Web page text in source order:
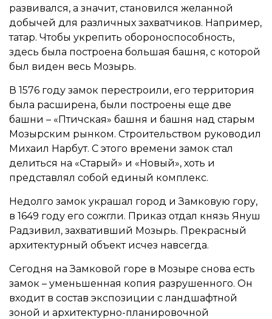
развивался, а значит, становился желанной
добычей для различных захватчиков. Например,
татар. Чтобы укрепить обороноспособность,
здесь была построена большая башня, с которой
был виден весь Мозырь.
В 1576 году замок перестроили, его территория
была расширена, были построены еще две
башни – «Птичская» башня и башня над старым
Мозырским рынком. Строительством руководил
Михаил Нарбут. С этого времени замок стал
делиться на «Старый» и «Новый», хоть и
представлял собой единый комплекс.
Недолго замок украшал город и Замковую гору,
в 1649 году его сожгли. Приказ отдал князь Януш
Радзивил, захвативший Мозырь. Прекрасный
архитектурный объект исчез навсегда.
Сегодня на Замковой горе в Мозыре снова есть
замок – уменьшенная копия разрушенного. Он
входит в состав экспозиции с ландшафтной
зоной и архитектурно-планировочной